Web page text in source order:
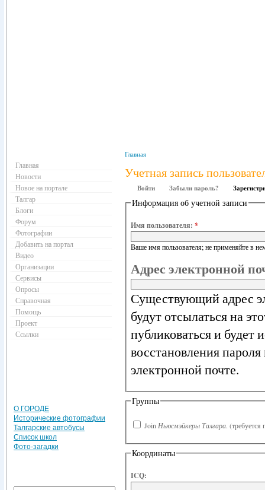
Главная
Учетная запись
Войти Забыли пароль?
Информация об учетной записи
Имя пользователя: *
Ваше имя пользователя; не применяйте в
Адрес электронной
Существующий адрес
будут отсылаться на
публиковаться и
восстановления
электронной почте.
Группы
Join Ньюсмэйкеры Талгара. (требуется
Координаты
ICQ:
Главная
Новости
Новое на портале
Талгар
Блоги
Форум
Фотографии
Добавить на портал
Видео
Организации
Сервисы
Опросы
Справочная
Помощь
Проект
Ссылки
О ГОРОДЕ
Исторические фотографии
Талгарские автобусы
Список школ
Фото-загадки